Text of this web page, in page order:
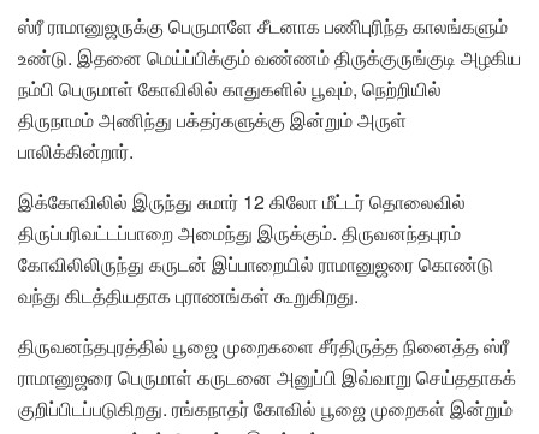
ஸ்ரீ ராமானுஜருக்கு பெருமாளே சீடனாக பணிபுரிந்த காலங்களும்
உண்டு. இதனை மெய்ப்பிக்கும் வண்ணம் திருக்குருங்குடி அழகிய
நம்பி பெருமாள் கோவிலில் காதுகளில் பூவும், நெற்றியில்
திருநாமம் அணிந்து பக்தர்களுக்கு இன்றும் அருள்
பாலிக்கின்றார்.
இக்கோவிலில் இருந்து சுமார் 12 கிலோ மீட்டர் தொலைவில்
திருப்பரிவட்டப்பாறை அமைந்து இருக்கும். திருவனந்தபுரம்
கோவிலிலிருந்து கருடன் இப்பாறையில் ராமானுஜரை கொண்டு
வந்து கிடத்தியதாக புராணங்கள் கூறுகிறது.
திருவனந்தபுரத்தில் பூஜை முறைகளை சீர்திருத்த நினைத்த ஸ்ரீ
ராமானுஜரை பெருமாள் கருடனை அனுப்பி இவ்வாறு செய்ததாகக்
குறிப்பிடப்படுகிறது. ரங்கநாதர் கோவில் பூஜை முறைகள் இன்றும்